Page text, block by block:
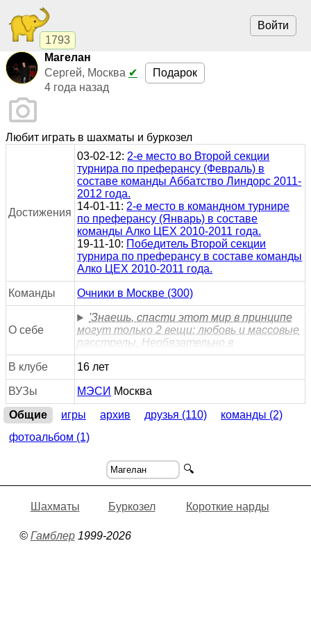
1793
Войти
Магелан
Сергей, Москва ✔
4 года назад
Подарок
Любит играть в шахматы и буркозел
Достижения
03-02-12: 2-е место во Второй секции
турнира по преферансу (Февраль) в
составе команды Аббатство Линдорс 2011-
2012 года.
14-01-11: 2-е место в командном турнире
по преферансу (Январь) в составе
команды Алко ЦЕХ 2010-2011 года.
19-11-10: Победитель Второй секции
турнира по преферансу в составе команды
Алко ЦЕХ 2010-2011 года.
Команды Очники в Москве (300)
О себе
'Знаешь, спасти этот мир в принципе
могут только 2 вещи: любовь и массовые
расстрелы. Необязательно в
В клубе 16 лет
ВУЗы МЭСИ Москва
Общие
игры архив друзья (110)
команды (2)
фотоальбом (1)
🔍
Шахматы Буркозел Короткие нарды
© Гамблер1999-2026